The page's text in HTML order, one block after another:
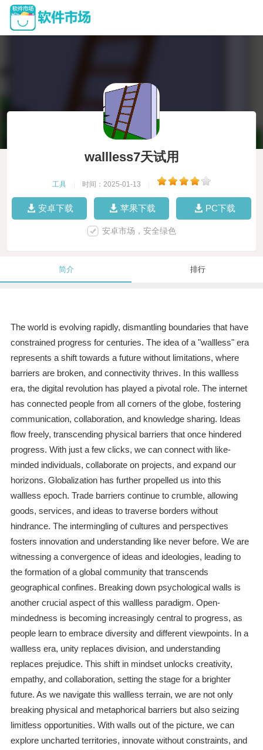
wallless7天试用
工具 时间：2025-01-13
安卓下载 苹果下载 PC下载
安卓市场，安全绿色
简介 排行
The world is evolving rapidly, dismantling boundaries that have
constrained progress for centuries. The idea of a "wallless" era
represents a shift towards a future without limitations, where
barriers are broken, and connectivity thrives. In this wallless
era, the digital revolution has played a pivotal role. The internet
has connected people from all corners of the globe, fostering
communication, collaboration, and knowledge sharing. Ideas
flow freely, transcending physical barriers that once hindered
progress. With just a few clicks, we can connect with like-
minded individuals, collaborate on projects, and expand our
horizons. Globalization has further propelled us into this
wallless epoch. Trade barriers continue to crumble, allowing
goods, services, and ideas to traverse borders without
hindrance. The intermingling of cultures and perspectives
fosters innovation and understanding like never before. We are
witnessing a convergence of ideas and ideologies, leading to
the formation of a global community that transcends
geographical confines. Breaking down psychological walls is
another crucial aspect of this wallless paradigm. Open-
mindedness is becoming increasingly central to progress, as
people learn to embrace diversity and different viewpoints. In a
wallless era, unity replaces division, and understanding
replaces prejudice. This shift in mindset unlocks creativity,
empathy, and collaboration, setting the stage for a brighter
future. As we navigate this wallless terrain, we are not only
breaking physical and metaphorical barriers but also seizing
limitless opportunities. With walls out of the picture, we can
explore uncharted territories, innovate without constraints, and